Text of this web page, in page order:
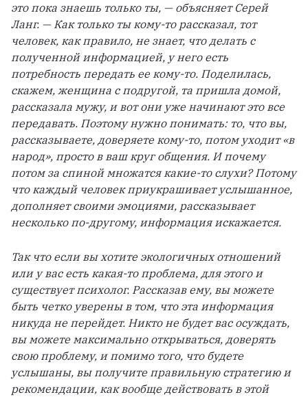
это пока знаешь только ты, — объясняет Серей
Ланг. — Как только ты кому-то рассказал, тот
человек, как правило, не знает, что делать с
полученной информацией, у него есть
потребность передать ее кому-то. Поделилась,
скажем, женщина с подругой, та пришла домой,
рассказала мужу, и вот они уже начинают это все
передавать. Поэтому нужно понимать: то, что вы,
рассказываете, доверяете кому-то, потом уходит «в
народ», просто в ваш круг общения. И почему
потом за спиной множатся какие-то слухи? Потому
что каждый человек приукрашивает услышанное,
дополняет своими эмоциями, рассказывает
несколько по-другому, информация искажается.
Так что если вы хотите экологичных отношений
или у вас есть какая-то проблема, для этого и
существует психолог. Рассказав ему, вы можете
быть четко уверены в том, что эта информация
никуда не перейдет. Никто не будет вас осуждать,
вы можете максимально открываться, доверять
свою проблему, и помимо того, что будете
услышаны, вы получите правильную стратегию и
рекомендации, как вообще действовать в этой